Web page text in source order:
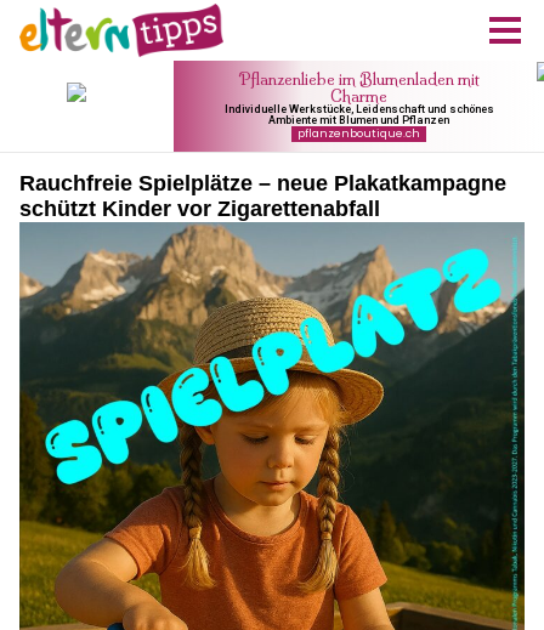
Rauchfreie Spielplätze – neue Plakatkampagne
schützt Kinder vor Zigarettenabfall